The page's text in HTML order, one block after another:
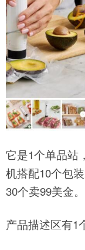
它是1个单品站
机搭配10个包
30个卖99美金。
产品描述区有1